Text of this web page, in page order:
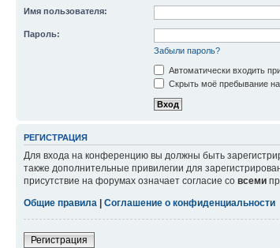
Имя пользователя:
Пароль:
Забыли пароль?
Автоматически входить
Скрыть моё пребывание
РЕГИСТРАЦИЯ
Для входа на конференцию вы должны быть
также дополнительные привилегии для
присутствие на форумах означает согласие со всеми
Общие правила
Соглашение о конфиденциальности
Регистрация